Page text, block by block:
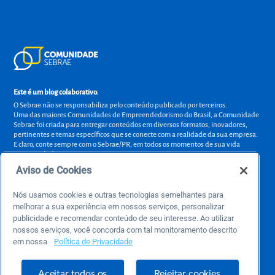
Este é um blog colaborativo.
O Sebrae não se responsabiliza pelo conteúdo publicado por terceiros.
Uma das maiores Comunidades de Empreendedorismo do Brasil, a Comunidade
Sebrae foi criada para entregar conteúdos em diversos formatos, inovadores,
pertinentes e temas específicos que se conecte com a realidade da sua empresa.
E claro, conte sempre com o Sebrae/PR, em todos os momentos de sua vida
empreendedora.
Precisa de ajuda?
atendimentosebraepr@pr.sebrae.com.br
Central de Relacionamento 0800 570 0800
Aviso de Cookies
Nós usamos cookies e outras tecnologias semelhantes para
melhorar a sua experiência em nossos serviços, personalizar
publicidade e recomendar conteúdo de seu interesse. Ao utilizar
nossos serviços, você concorda com tal monitoramento descrito
em nossa
Política de Privacidade